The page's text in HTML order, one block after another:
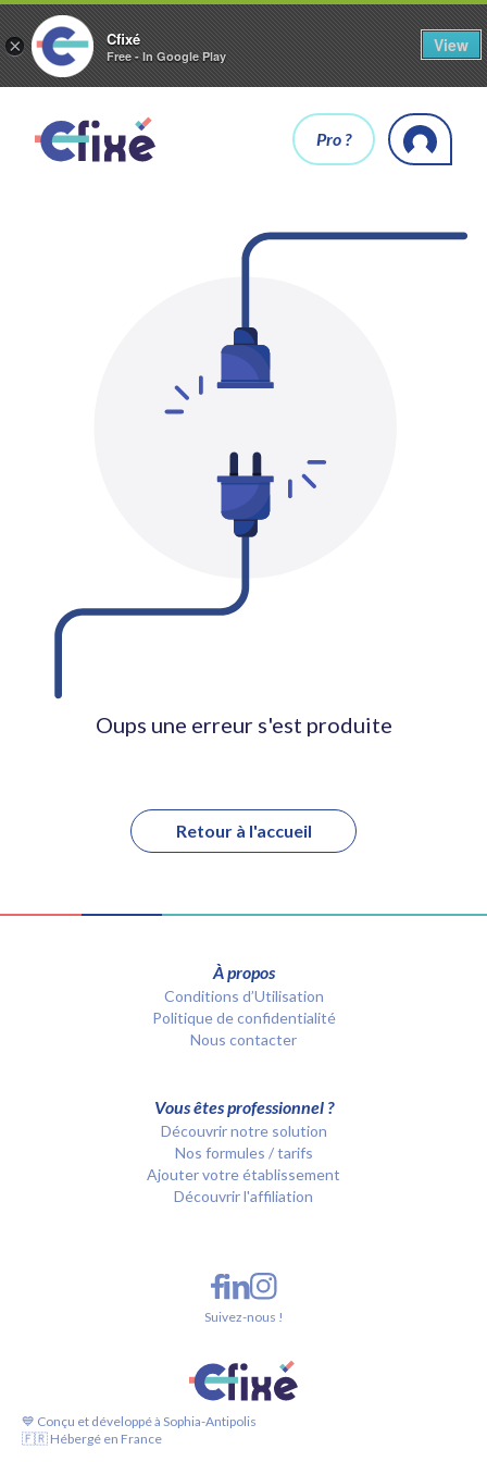
× Cfixé
Free - In Google Play
View
Pro ?
Oups une erreur s'est produite
Retour à l'accueil
À propos
Conditions d’Utilisation
Politique de confidentialité
Nous contacter
Vous êtes professionnel ?
Découvrir notre solution
Nos formules / tarifs
Ajouter votre établissement
Découvrir l'affiliation
💙 Conçu et développé à Sophia-Antipolis
🇫🇷 Hébergé en France
Suivez-nous !